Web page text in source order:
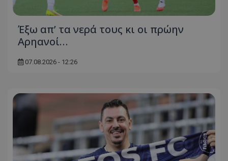
Έξω απ’ τα νερά τους κι οι πρώην
Αρηανοί…
07.08.2026 - 12:26